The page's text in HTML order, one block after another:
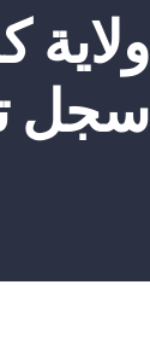
ولاية
سجل